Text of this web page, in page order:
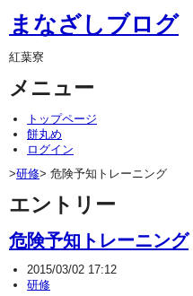
まなざしブログ
紅葉寮
メニュー
トップページ
餅丸め
ログイン
>研修> 危険予知トレーニング
エントリー
危険予知トレーニング
2015/03/02 17:12
研修